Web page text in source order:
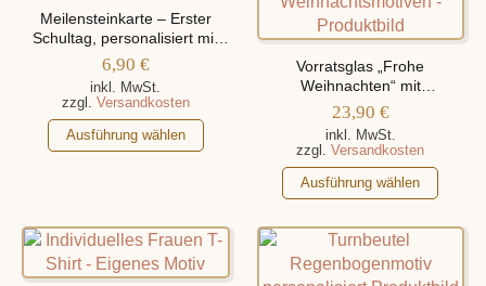
Die
Optionen
können
der
Produktseite
gewählt
können
auf
der
Produktseite
gewählt
werden
Meilensteinkarte – Erster
Schultag, personalisiert mit
Namen und
Einschulungsdatum
6,90 €
inkl. MwSt.
zzgl. Versandkosten
Ausführung wählen
Dieses
Produkt
Varianten
auf.
Die
Vorratsglas „Frohe
Weihnachten“ mit
verschiedenen
Weihnachtsmotiven,
personalisiert mit Namen
23,90 €
inkl. MwSt.
zzgl.Versandkosten
Ausführung wählen
Dieses
Produkt
weist
mehrere
Varianten